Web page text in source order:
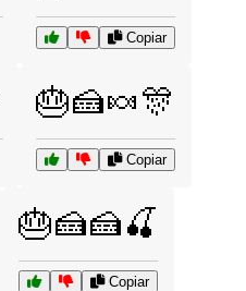
Copiar
🎂🍰🍬🎊
Copiar
🎂🍰🍰🍒
Copiar